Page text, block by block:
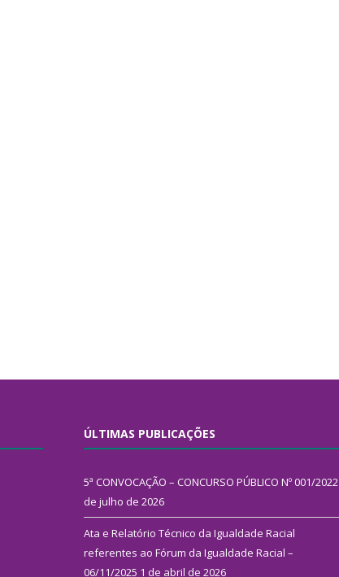
ÚLTIMAS PUBLICAÇÕES
5ª CONVOCAÇÃO – CONCURSO PÚBLICO Nº 001/2022
de julho de 2026
Ata e Relatório Técnico da Igualdade Racial
referentes ao Fórum da Igualdade Racial –
06/11/2025 1 de abril de 2026